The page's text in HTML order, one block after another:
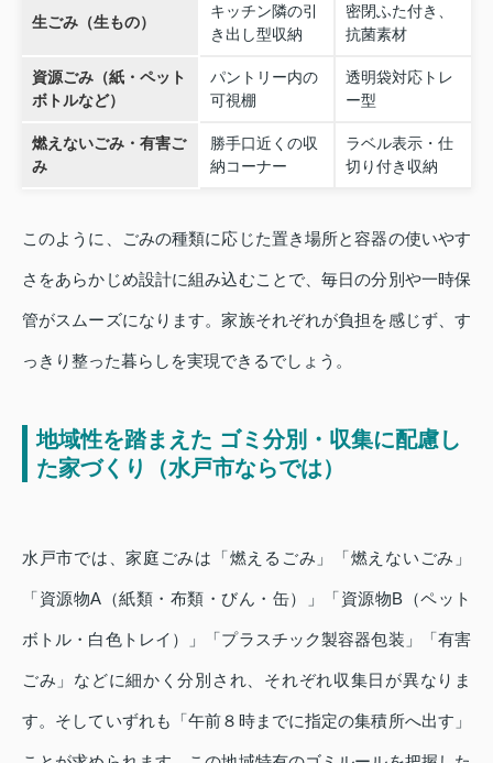
生ごみ（生もの）
キッチン隣の引
き出し型収納
密閉ふた付き、
抗菌素材
資源ごみ（紙・ペット
ボトルなど）
パントリー内の
可視棚
透明袋対応トレ
ー型
燃えないごみ・有害ご
み
勝手口近くの収
納コーナー
ラベル表示・仕
切り付き収納
このように、ごみの種類に応じた置き場所と容器の使いやす
さをあらかじめ設計に組み込むことで、毎日の分別や一時保
管がスムーズになります。家族それぞれが負担を感じず、す
っきり整った暮らしを実現できるでしょう。
地域性を踏まえた ゴミ分別・収集に配慮し
た家づくり（水戸市ならでは）
水戸市では、家庭ごみは「燃えるごみ」「燃えないごみ」
「資源物A（紙類・布類・びん・缶）」「資源物B（ペット
ボトル・白色トレイ）」「プラスチック製容器包装」「有害
ごみ」などに細かく分別され、それぞれ収集日が異なりま
す。そしていずれも「午前８時までに指定の集積所へ出す」